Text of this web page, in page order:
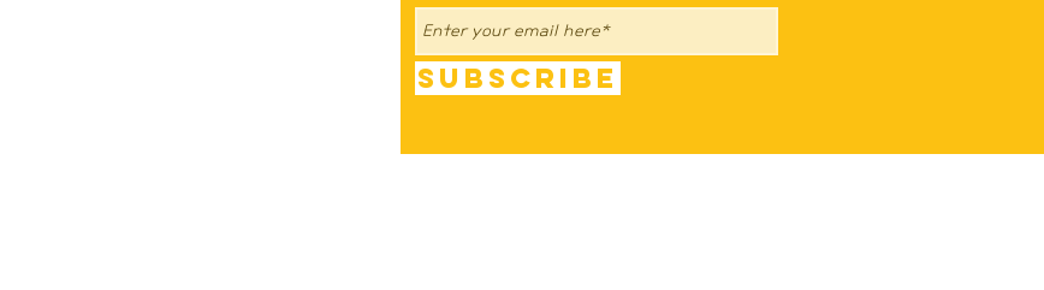
Subscribe